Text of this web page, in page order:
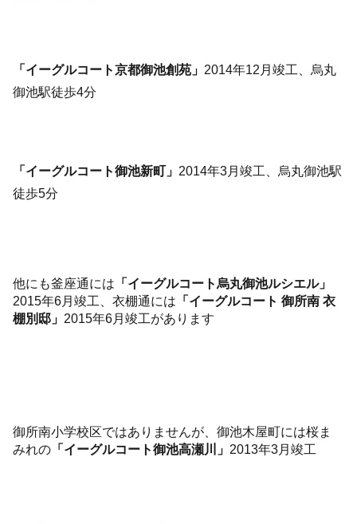
「イーグルコート京都御池創苑」 2014年12月竣工、烏丸
御池駅徒歩4分
「イーグルコート御池新町」 2014年3月竣工、烏丸御池駅
徒歩5分
他にも釜座通には 「イーグルコート烏丸御池ルシエル」
2015年6月竣工、衣棚通には 「イーグルコート 御所南 衣
棚別邸」 2015年6月竣工があります
御所南小学校区ではありませんが、御池木屋町には桜ま
みれの 「イーグルコート御池高瀬川」 2013年3月竣工